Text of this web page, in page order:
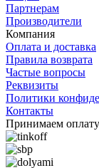
Партнерам
Производители
Компания
Оплата и доставка
Правила возврата
Частые вопросы
Реквизиты
Политики
Контакты
Принимаем оплату